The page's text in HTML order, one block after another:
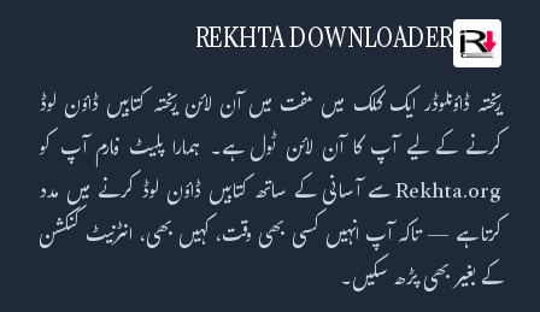
REKHTA DOWNLOADER
ریختہ ڈاؤنلوڈر ایک کلک میں مفت میں آن لائن ریختہ کتابیں ڈاؤن لوڈ
کرنے کے لیے آپ کا آن لائن ٹول ہے۔ ہمارا پلیٹ فارم آپ کو
Rekhta.org سے آسانی کے ساتھ کتابیں ڈاؤن لوڈ کرنے میں مدد
کرتا ہے — تاکہ آپ انہیں کسی بھی وقت، کہیں بھی، انٹرنیٹ کنکشن
کے بغیر بھی پڑھ سکیں۔